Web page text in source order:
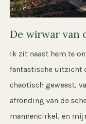
De wirwar van
Ik zit naast hem te
fantastische uitzicht
chaotisch geweest,
afronding van de
mannencirkel, en